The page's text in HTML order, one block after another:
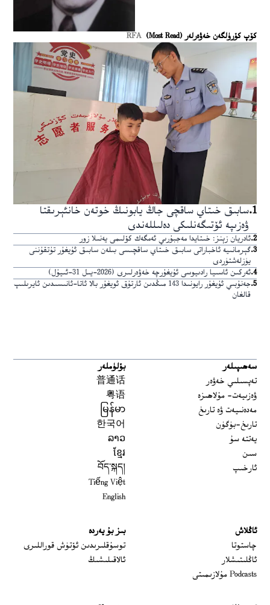
كۆپ كۆرۈلگەن خەۋەرلەر (Most Read) RFA
1
.سابىق خىتاي ساقچى جاڭ يابونىڭ خوتەن خانئېرىقتا
ۋەزىپە ئۆتىگەنلىكى دەلىللەندى
2
.ئادريان زېنز: خىتايدا مەجبۇرىي ئەمگەك كۆلىمى يەنىلا زور
3
.گېرمانىيە ئاخباراتى سابىق خىتاي ساقچىسى بىلەن سابىق ئۇيغۇر تۇتقۇننى
يۈزلەشتۈردى
4
.ئەركىن ئاسىيا رادىيوسى ئۇيغۇرچە خەۋەرلىرى (2026-يىل 31-ئىيۇل)
5
.
جەنۇبىي ئۇيغۇر رايونىدا 143 مىڭدىن ئارتۇق ئويغۇر بالا ئاتا-ئانىسىدىن ئايرىلىپ
قالغان
سەھىپىلەر
تەپسىلىي خەۋەر
ۋەزىيەت- مۇلاھىزە
مەدەنىيەت ۋە تارىخ
تارىخ-بۈگۈن
يەتتە سۇ
سىن
ئارخىپ
بۆلۈملەر
普通话
粤语
မြန်မာ
한국어
ລາວ
ខ្មែរ
བོད་སྐད།
Tiếng Việt
English
ئاڭلاش
چاستوتا
ئاڭلىتىشلار
Podcasts مۇلازىمىتى
بىز بۇ يەردە
توسۇقلىرىدىن ئۆتۈش قوراللىرى
ئالاقىلىشىڭ